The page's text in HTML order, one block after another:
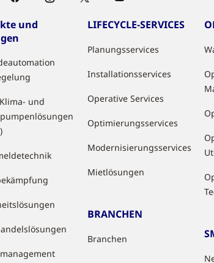
und
und
LIFECYCLE-SERVICES
Planungsservices
Installationsservices
Operative Services
Optimierungsservices
Modernisierungsservices
Mietlösungen
BRANCHEN
Branchen